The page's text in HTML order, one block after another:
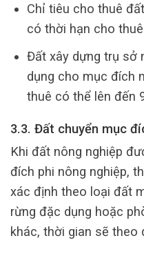
Chỉ tiêu cho thuê
có thời hạn cho
Đất xây dựng trụ sở
dụng cho mục đích
thuê có thể lên đến
3.3. Đất chuyển mục
Khi đất nông nghiệp
đích phi nông nghiệp,
xác định theo loại đất
rừng đặc dụng hoặc
khác, thời gian sẽ theo